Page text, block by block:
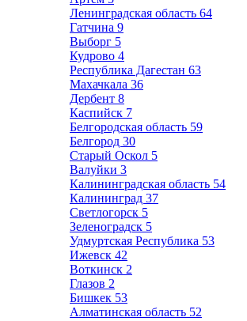
Ленинградская область 64
Гатчина 9
Выборг 5
Кудрово 4
Республика Дагестан 63
Махачкала 36
Дербент 8
Каспийск 7
Белгородская область 59
Белгород 30
Старый Оскол 5
Валуйки 3
Калининградская область 54
Калининград 37
Светлогорск 5
Зеленоградск 5
Удмуртская Республика 53
Ижевск 42
Воткинск 2
Глазов 2
Бишкек 53
Алматинская область 52